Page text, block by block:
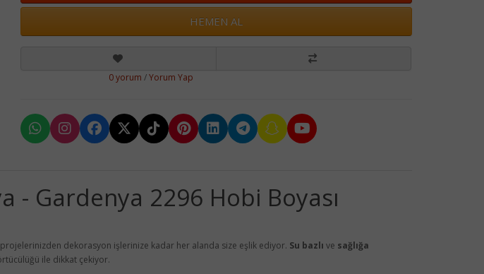
HEMEN AL
0 yorum /Yorum Yap
- Gardenya 2296 Hobi Boyası
dekorasyon işlerinize kadar her alanda size eşlik ediyor. Su bazlı ve sağlığa
ile dikkat çekiyor.